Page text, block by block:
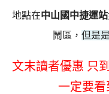
地點在中山國中捷運站
鬧區， 但是
文末讀者優惠 只
一定要